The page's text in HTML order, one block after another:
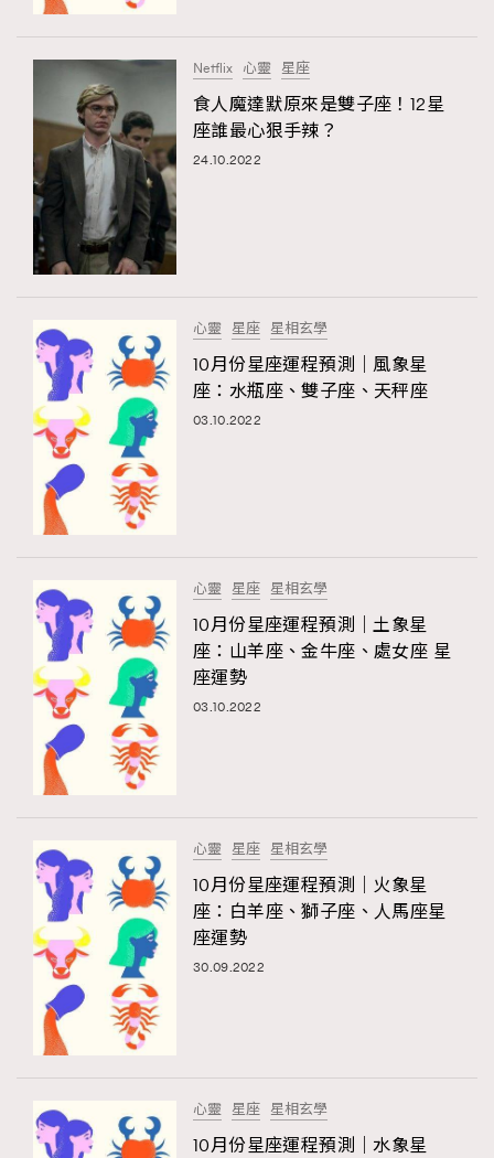
AFrenchMind
EmpowerF
FashionWeek FigaroAesthetic
Netflix 心靈 星座
食人魔達默原來是雙子座！12星
座誰最心狠手辣？
24.10.2022
心靈 星座 星相玄學
10月份星座運程預測｜風象星
座：水瓶座、雙子座、天秤座
03.10.2022
心靈 星座 星相玄學
10月份星座運程預測｜土象星
座：山羊座、金牛座、處女座 星
座運勢
03.10.2022
心靈 星座 星相玄學
10月份星座運程預測｜火象星
座：白羊座、獅子座、人馬座星
座運勢
30.09.2022
心靈 星座 星相玄學
10月份星座運程預測｜水象星